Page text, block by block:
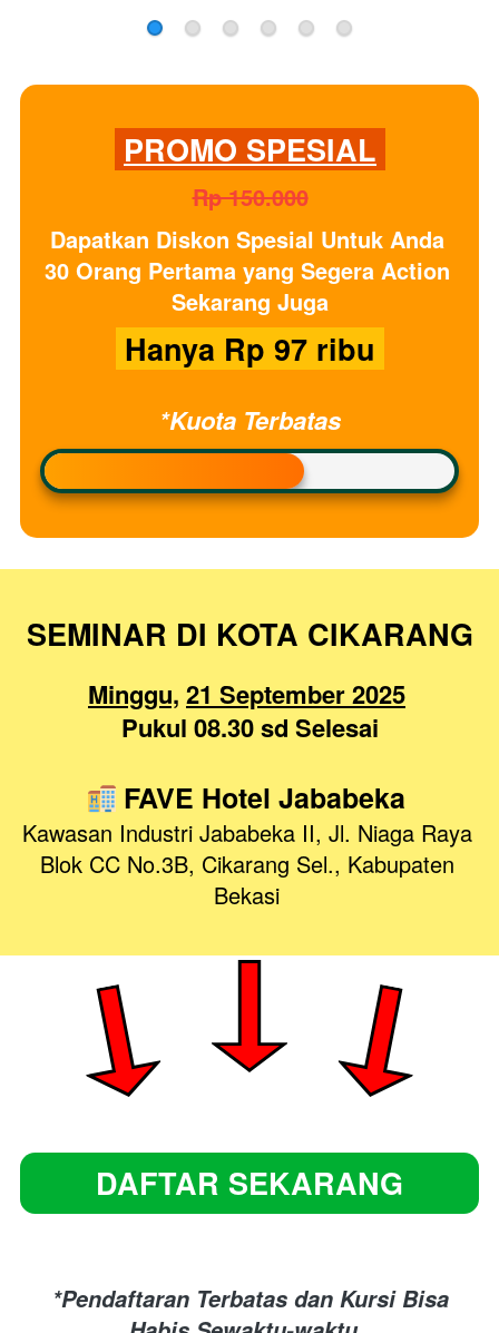
PROMO SPESIAL
Rp 150.000
Dapatkan Diskon Spesial Untuk Anda
30 Orang Pertama yang Segera Action
Sekarang Juga
Hanya Rp 97 ribu
*Kuota Terbatas
SEMINAR DI KOTA CIKARANG
Minggu, 21 September 2025
Pukul 08.30 sd Selesai
FAVE Hotel Jababeka
Kawasan Industri Jababeka II, Jl. Niaga Raya
Blok CC No.3B, Cikarang Sel., Kabupaten
Bekasi
DAFTAR SEKARANG
*Pendaftaran Terbatas dan Kursi Bisa